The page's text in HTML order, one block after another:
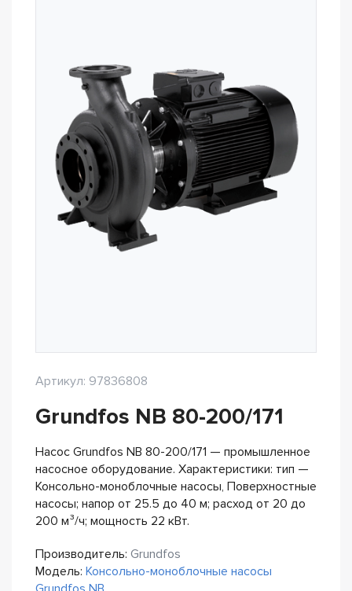
Артикул: 97836808
Grundfos NB 80-200/171
Насос Grundfos NB 80-200/171 — промышленное
насосное оборудование. Характеристики: тип —
Консольно-моноблочные насосы, Поверхностные
насосы; напор от 25.5 до 40 м; расход от 20 до
200 м³/ч; мощность 22 кВт.
Производитель: Grundfos
Модель: Консольно-моноблочные насосы